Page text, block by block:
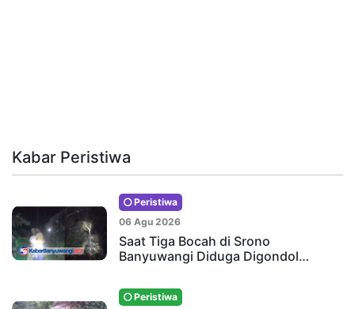
Kabar Peristiwa
Peristiwa
06 Agu 2026
Saat Tiga Bocah di Srono
Banyuwangi Diduga Digondol…
Peristiwa